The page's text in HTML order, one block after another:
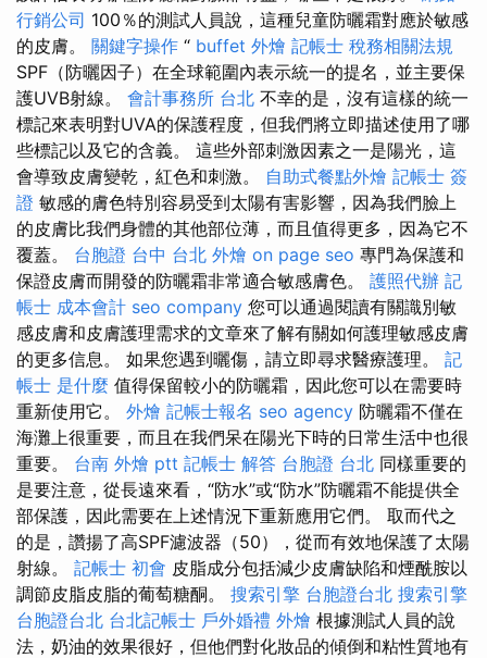
行銷公司 100％的測試人員說，這種兒童防曬霜對應於敏感
的皮膚。 關鍵字操作 “ buffet 外燴 記帳士 稅務相關法規
SPF（防曬因子）在全球範圍內表示統一的提名，並主要保
護UVB射線。 會計事務所 台北 不幸的是，沒有這樣的統一
標記來表明對UVA的保護程度，但我們將立即描述使用了哪
些標記以及它的含義。 這些外部刺激因素之一是陽光，這
會導致皮膚變乾，紅色和刺激。 自助式餐點外燴 記帳士 簽
證 敏感的膚色特別容易受到太陽有害影響，因為我們臉上
的皮膚比我們身體的其他部位薄，而且值得更多，因為它不
覆蓋。 台胞證 台中 台北 外燴 on page seo 專門為保護和
保證皮膚而開發的防曬霜非常適合敏感膚色。 護照代辦 記
帳士 成本會計 seo company 您可以通過閱讀有關識別敏
感皮膚和皮膚護理需求的文章來了解有關如何護理敏感皮膚
的更多信息。 如果您遇到曬傷，請立即尋求醫療護理。 記
帳士 是什麼 值得保留較小的防曬霜，因此您可以在需要時
重新使用它。 外燴 記帳士報名 seo agency 防曬霜不僅在
海灘上很重要，而且在我們呆在陽光下時的日常生活中也很
重要。 台南 外燴 ptt 記帳士 解答 台胞證 台北 同樣重要的
是要注意，從長遠來看，“防水”或“防水”防曬霜不能提供全
部保護，因此需要在上述情況下重新應用它們。 取而代之
的是，讚揚了高SPF濾波器（50），從而有效地保護了太陽
射線。 記帳士 初會 皮脂成分包括減少皮膚缺陷和煙酰胺以
調節皮脂皮脂的葡萄糖酮。 搜索引擎 台胞證台北 搜索引擎
台胞證台北 台北記帳士 戶外婚禮 外燴 根據測試人員的說
法，奶油的效果很好，但他們對化妝品的傾倒和粘性質地有